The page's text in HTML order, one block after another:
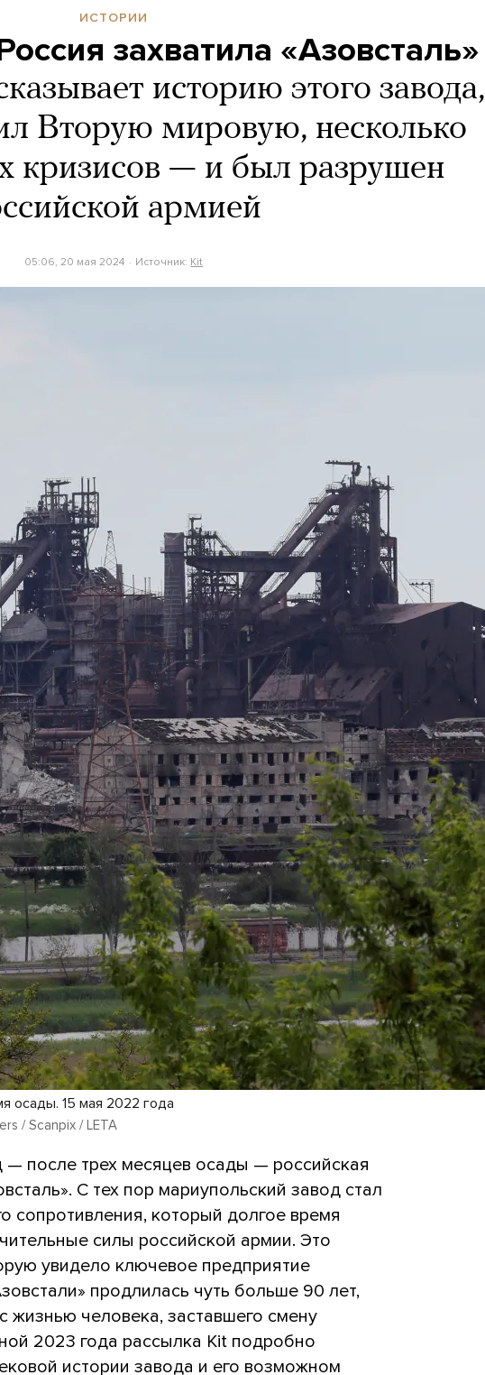
ИСТОРИИ
захватила «Азовсталь»
историю этого завода,
Вторую мировую, несколько
кризисов — и был разрушен
армией
05:06, 20 мая 2024 Источник: Kit
осады. 15 мая 2022 года
/ Scanpix / LETA
— после трех месяцев осады — российская
С тех пор мариупольский завод стал
сопротивления, который долгое время
силы российской армии. Это
увидело ключевое предприятие
продлилась чуть больше 90 лет,
жизнью человека, заставшего смену
2023 года рассылка Kit подробно
истории завода и его возможном